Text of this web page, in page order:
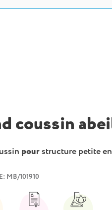
coussin
pourstructure petite
MB/101910